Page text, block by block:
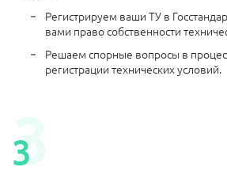
Регистрируем ваши ТУ в
вами право собственности
Решаем спорные вопросы в
регистрации технических условий.